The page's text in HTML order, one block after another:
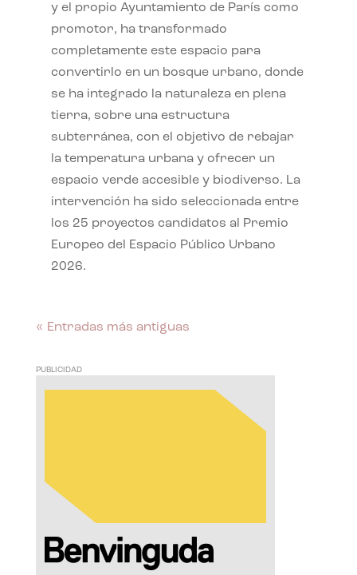
y el propio Ayuntamiento de París como
promotor, ha transformado
completamente este espacio para
convertirlo en un bosque urbano, donde
se ha integrado la naturaleza en plena
tierra, sobre una estructura
subterránea, con el objetivo de rebajar
la temperatura urbana y ofrecer un
espacio verde accesible y biodiverso. La
intervención ha sido seleccionada entre
los 25 proyectos candidatos al Premio
Europeo del Espacio Público Urbano
2026.
« Entradas más antiguas
PUBLICIDAD